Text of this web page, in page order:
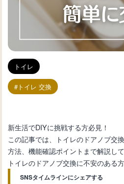
トイレ
トイレ 交換
新生活でDIYに挑戦する方必見！
この記事では、トイレのドアノブ交
方法、機能確認ポイントまで解説して
トイレのドアノブ交換に不安のある
SNSタイムラインにシェアする